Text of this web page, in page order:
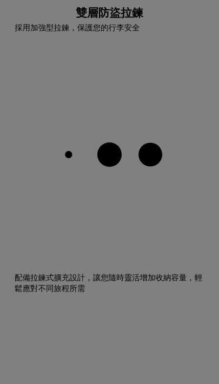
雙層防盜拉鍊
採用加強型拉鍊，保護您的行李安全
配備拉鍊式擴充設計，讓您隨時靈活增加收納容量，輕
鬆應對不同旅程所需